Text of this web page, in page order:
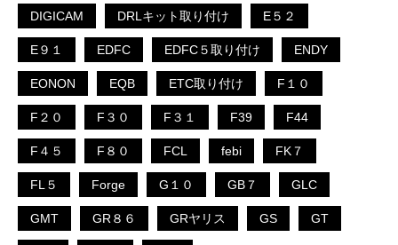
DIGICAM DRLキット取り付け E５２
E９１ EDFC EDFC５取り付け ENDY
EONON EQB ETC取り付け F１０
F２０ F３０ F３１ F39 F44
F４５ F８０ FCL febi FK７
FL５ Forge G１０ GB７ GLC
GMT GR８６ GRヤリス GS GT